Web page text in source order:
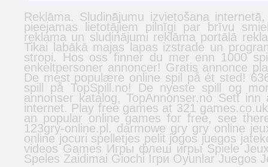
Reklāma. Sludinājumu izvietošana
pieejamas lietotājiem pilnīgi par brīvu
reklama un sludinājumi reklāma portālā
Tikai labākā majas lapas izstrade un
stropi. Hos oss finner du mer enn 1000
enkeltpersoner annoncer! Gratis annonce
De mest populære online spil på ét sted!
spill på TopSpill.no! De nyeste spill og
annonser katalog, TopAnnonser.no Sett
internet. Play free games at 321
an popular online games for free, see
123gry-online.pl. darmowe gry gry online
online jocuri spelletjes pelit jogos juegos
videos Games Игры флеш игры Spiele
Speles Zaidimai Giochi Ігри Oyunlar Juegos